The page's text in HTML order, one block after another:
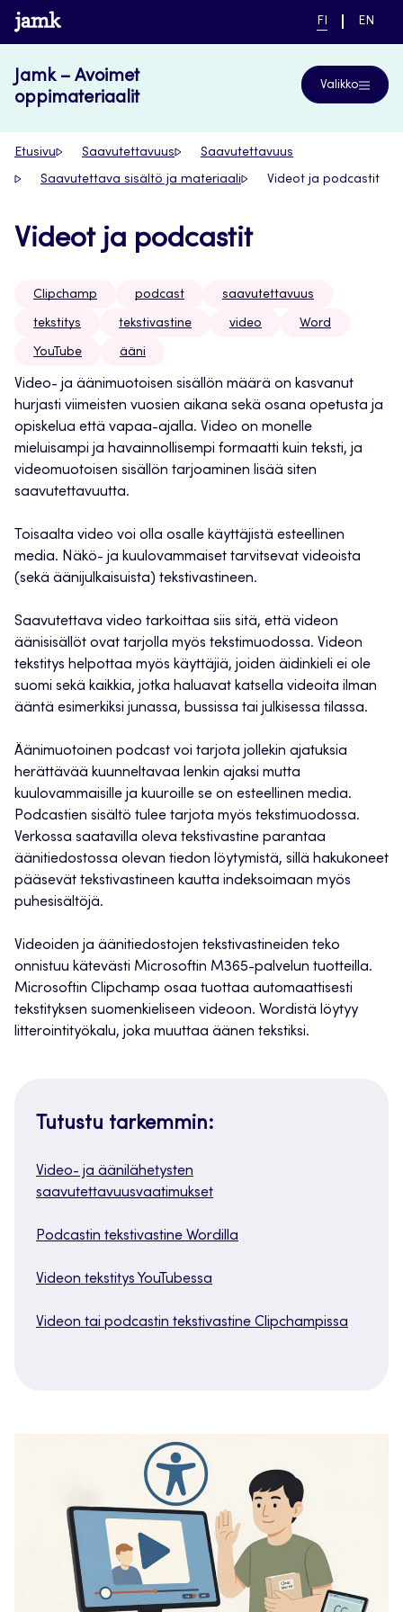
Siirry
suoraan
www.jamk.fi
NYKYINEN
FI
VAIHDA
EN
Jamk – Avoimet
oppimateriaalit
Valikko
Etusivu Saavutettavuus Saavutettavuus
Saavutettava sisältö ja materiaali Videot ja podcastit
Videot ja podcastit
Clipchamp podcast saavutettavuus
tekstitys tekstivastine video Word
YouTube ääni
Video- ja äänimuotoisen sisällön määrä on kasvanut
hurjasti viimeisten vuosien aikana sekä osana opetusta ja
opiskelua että vapaa-ajalla. Video on monelle
mieluisampi ja havainnollisempi formaatti kuin teksti, ja
videomuotoisen sisällön tarjoaminen lisää siten
saavutettavuutta.
Toisaalta video voi olla osalle käyttäjistä esteellinen
media. Näkö- ja kuulovammaiset tarvitsevat videoista
(sekä äänijulkaisuista) tekstivastineen.
Saavutettava video tarkoittaa siis sitä, että videon
äänisisällöt ovat tarjolla myös tekstimuodossa. Videon
tekstitys helpottaa myös käyttäjiä, joiden äidinkieli ei ole
suomi sekä kaikkia, jotka haluavat katsella videoita ilman
ääntä esimerkiksi junassa, bussissa tai julkisessa tilassa.
Äänimuotoinen podcast voi tarjota jollekin ajatuksia
herättävää kuunneltavaa lenkin ajaksi mutta
kuulovammaisille ja kuuroille se on esteellinen media.
Podcastien sisältö tulee tarjota myös tekstimuodossa.
Verkossa saatavilla oleva tekstivastine parantaa
äänitiedostossa olevan tiedon löytymistä, sillä hakukoneet
pääsevät tekstivastineen kautta indeksoimaan myös
puhesisältöjä.
Videoiden ja äänitiedostojen tekstivastineiden teko
onnistuu kätevästi Microsoftin M365-palvelun tuotteilla.
Microsoftin Clipchamp osaa tuottaa automaattisesti
tekstityksen suomenkieliseen videoon. Wordistä löytyy
litterointityökalu, joka muuttaa äänen tekstiksi.
Tutustu tarkemmin:
Video- ja äänilähetysten
saavutettavuusvaatimukset
Podcastin tekstivastine Wordilla
Videon tekstitys YouTubessa
Videon tai podcastin tekstivastine Clipchampissa